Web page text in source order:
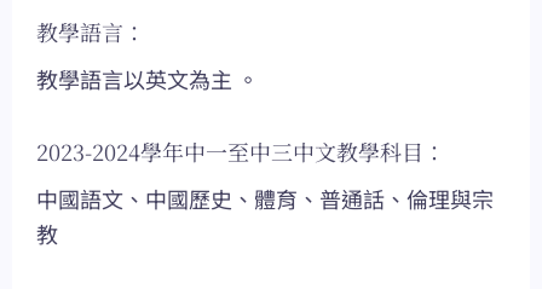
教學語言：
教學語言以英文為主 。
2023-2024學年中一至中三中文教學科目：
中國語文、中國歷史、體育、普通話、倫理與宗
教